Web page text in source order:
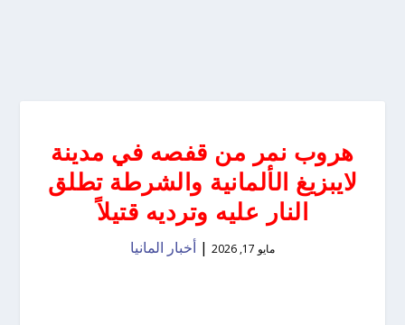
هروب نمر من قفصه في مدينة
لايبزيغ الألمانية والشرطة تطلق
النار عليه وترديه قتيلاً
مايو 17, 2026 | أخبار المانيا